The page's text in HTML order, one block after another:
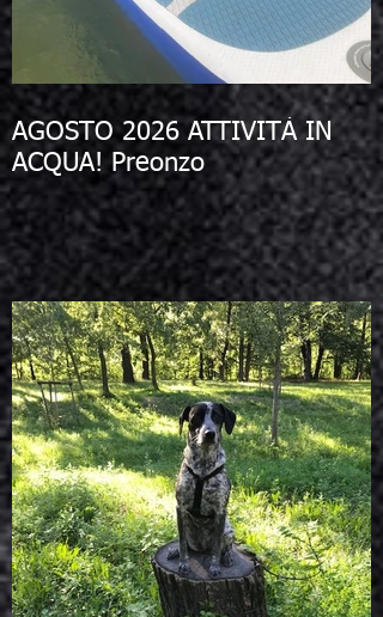
AGOSTO 2026 ATTIVITÀ IN
ACQUA! Preonzo